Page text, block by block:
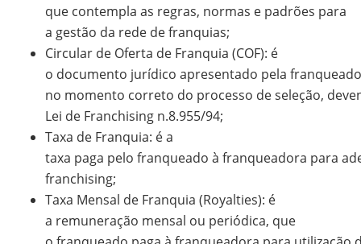
que contempla as regras, normas e padrões para
a gestão da rede de franquias;
Circular de Oferta de Franquia (COF): é
o documento jurídico apresentado pela
no momento correto do processo de seleção,
Lei de Franchising n.8.955/94;
Taxa de Franquia: é a
taxa paga pelo franqueado à franqueadora para
franchising;
Taxa Mensal de Franquia (Royalties): é
a remuneração mensal ou periódica, que